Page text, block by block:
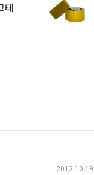
2012.10.19